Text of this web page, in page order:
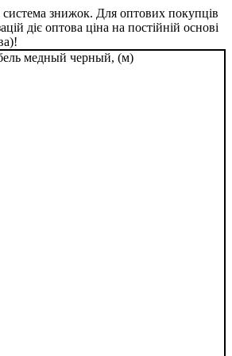
система знижок. Для оптових покупців
діє оптова ціна на постійній основі